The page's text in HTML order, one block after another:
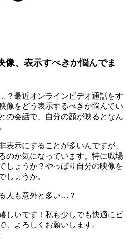
像、表示すべきか悩んでま
？最近オンラインビデオ通話をす
像をどう表示するべきか悩んでい
の会話で、自分の顔が映るとなん
表示にすることが多いんですが、
のか気になっています。特に職場
しょうか？やっぱり自分の映像を
しょうか。
人も意外と多い…？
しいです！私も少しでも快適にビ
、よろしくお願いします。